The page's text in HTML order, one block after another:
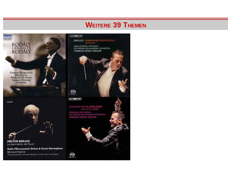
Weitere 39 Themen